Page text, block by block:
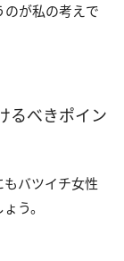
のが私の考えで
るべきポイン
バツイチ女性
う。